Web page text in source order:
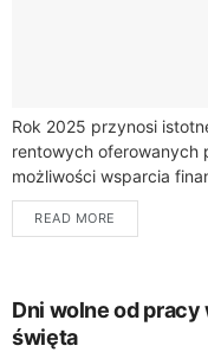
Rok 2025 przynosi
rentowych oferowanych
możliwości wsparcia
nadchodzącym
osób uprawnionych...
READ MORE
Dni wolne od pracy
święta